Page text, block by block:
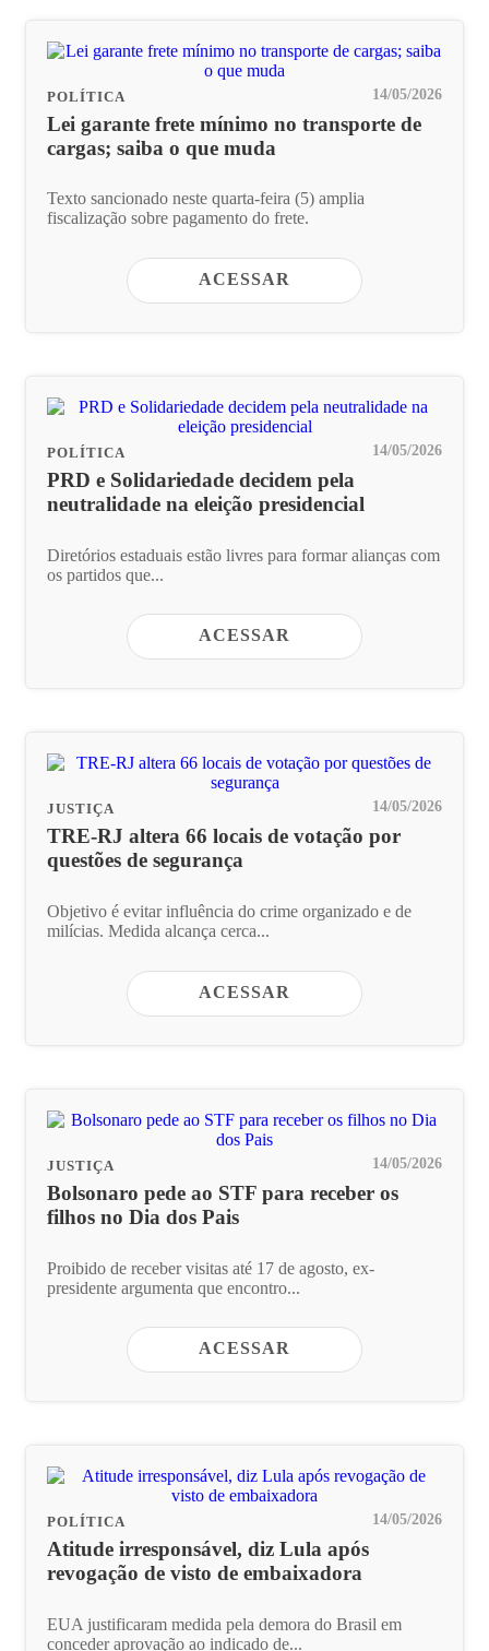
POLÍTICA 14/05/2026
Lei garante frete mínimo no transporte de
cargas; saiba o que muda
Texto sancionado neste quarta-feira (5) amplia
fiscalização sobre pagamento do frete.
ACESSAR
POLÍTICA 14/05/2026
PRD e Solidariedade decidem pela
neutralidade na eleição presidencial
Diretórios estaduais estão livres para formar alianças com
os partidos que...
ACESSAR
JUSTIÇA 14/05/2026
TRE-RJ altera 66 locais de votação por
questões de segurança
Objetivo é evitar influência do crime organizado e de
milícias. Medida alcança cerca...
ACESSAR
JUSTIÇA 14/05/2026
Bolsonaro pede ao STF para receber os
filhos no Dia dos Pais
Proibido de receber visitas até 17 de agosto, ex-
presidente argumenta que encontro...
ACESSAR
POLÍTICA 14/05/2026
Atitude irresponsável, diz Lula após
revogação de visto de embaixadora
EUA justificaram medida pela demora do Brasil em
conceder aprovação ao indicado de...